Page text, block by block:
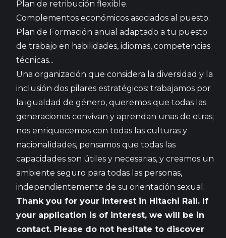
Plan de retribución flexible.
Complementos económicos asociados al puesto.
Plan de Formación anual adaptado a tu puesto
de trabajo en habilidades, idiomas, competencias
técnicas...
Una organización que considera la diversidad y la
inclusión dos pilares estratégicos: trabajamos por
la igualdad de género, queremos que todas las
generaciones convivan y aprendan unas de otras;
nos enriquecemos con todas las culturas y
nacionalidades, pensamos que todas las
capacidades son útiles y necesarias, y creamos un
ambiente seguro para todas las personas,
independientemente de su orientación sexual.
Thank you for your interest in Hitachi Rail. If
your application is of interest, we will be in
contact. Please do not hesitate to discover